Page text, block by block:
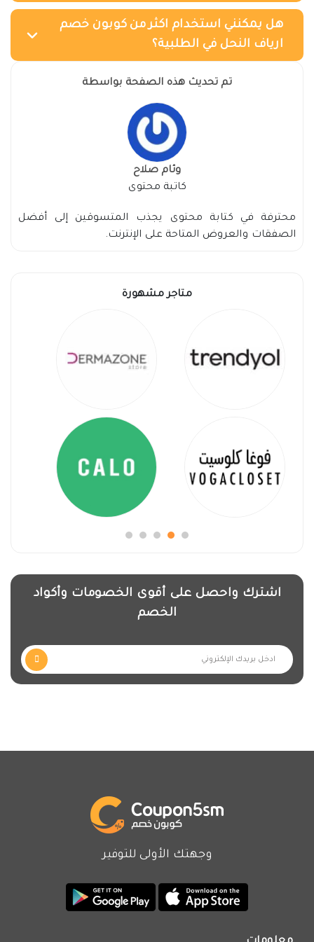
هل يمكنني استخدام اكثر من كوبون خصم
ارياف النحل في الطلبية؟
تم تحديث هذه الصفحة بواسطة
وئام صلاح
كاتبة محتوى
محترفة في كتابة محتوى يجذب المتسوقين إلى أفضل
الصفقات والعروض المتاحة على الإنترنت.
متاجر مشهورة
اشترك واحصل على أقوى الخصومات وأكواد
الخصم
وجهتك الأولى للتوفير